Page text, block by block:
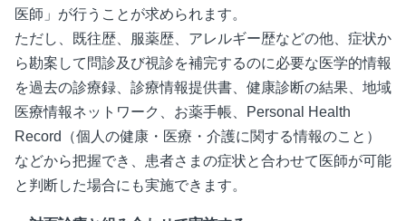
医師」が行うことが求められます。
ただし、既往歴、服薬歴、アレルギー歴などの他、症状か
ら勘案して問診及び視診を補完するのに必要な医学的情報
を過去の診療録、診療情報提供書、健康診断の結果、地域
医療情報ネットワーク、お薬手帳、Personal Health
Record（個人の健康・医療・介護に関する情報のこと）
などから把握でき、患者さまの症状と合わせて医師が可能
と判断した場合にも実施できます。